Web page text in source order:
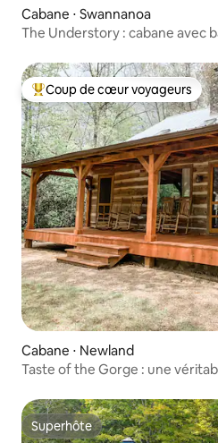
Cabane ⋅ Swannanoa
The Understory : cabane avec
Coups de cœur voyageurs les
Coup de cœur voyageurs
Cabane ⋅ Newland
Taste of the Gorge : une
Superhôte
Superhôte